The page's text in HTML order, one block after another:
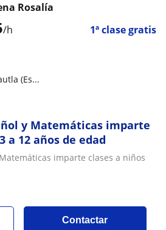
/h 1ª clase gratis
Rosalía
(Es...
y Matemáticas imparte
a 12 años de edad
imparte clases a niños
Contactar